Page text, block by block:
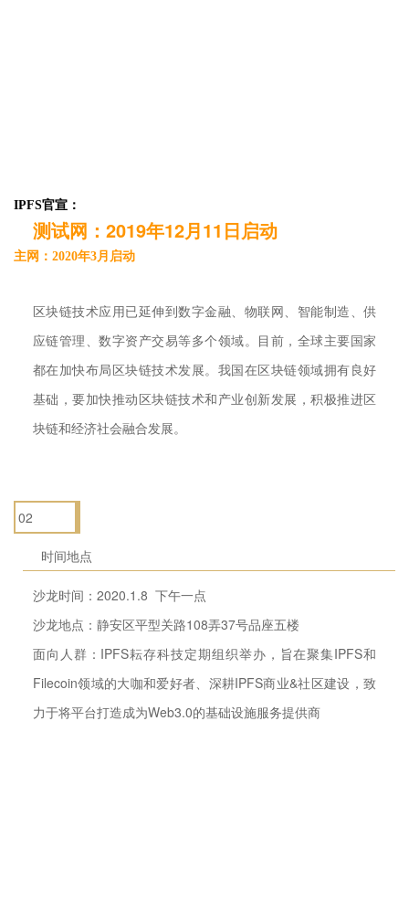
IPFS官宣：
测试网：2019年12月11日启动
主网：2020年3月启动
区块链技术应用已延伸到数字金融、物联网、智能制造、供
应链管理、数字资产交易等多个领域。目前，全球主要国家
都在加快布局区块链技术发展。我国在区块链领域拥有良好
基础，要加快推动区块链技术和产业创新发展，积极推进区
块链和经济社会融合发展。
02
时间地点
沙龙时间：2020.1.8 下午一点
沙龙地点：静安区平型关路108弄37号品座五楼
面向人群：IPFS耘存科技定期组织举办，旨在聚集IPFS和
Filecoin领域的大咖和爱好者、深耕IPFS商业&社区建设，致
力于将平台打造成为Web3.0的基础设施服务提供商